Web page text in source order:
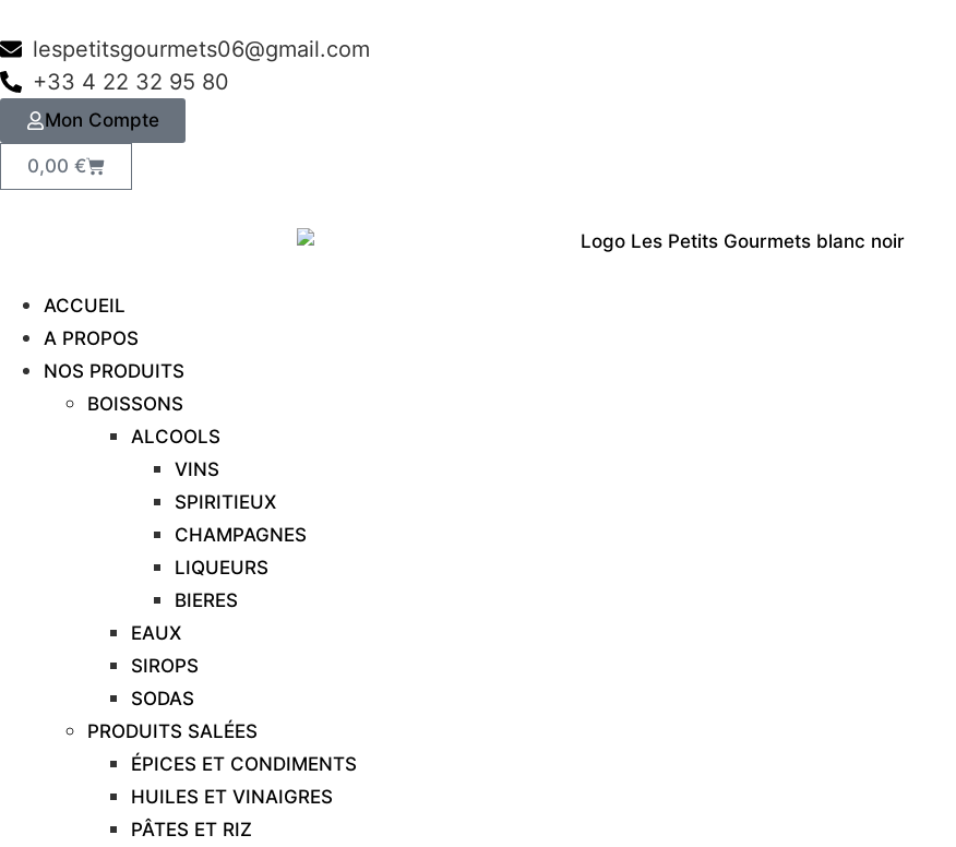
lespetitsgourmets06@gmail.com
+33 4 22 32 95 80
Mon Compte
0,00 €
ACCUEIL
A PROPOS
NOS PRODUITS
BOISSONS
ALCOOLS
VINS
SPIRITIEUX
CHAMPAGNES
LIQUEURS
BIERES
EAUX
SIROPS
SODAS
PRODUITS SALÉES
ÉPICES ET CONDIMENTS
HUILES ET VINAIGRES
PÂTES ET RIZ